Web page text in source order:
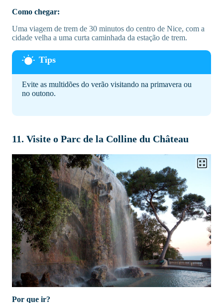
Como chegar:
Uma viagem de trem de 30 minutos do centro de Nice, com a
cidade velha a uma curta caminhada da estação de trem.
Evite as multidões do verão visitando na primavera ou
no outono.
11. Visite o Parc de la Colline du Château
Por que ir?